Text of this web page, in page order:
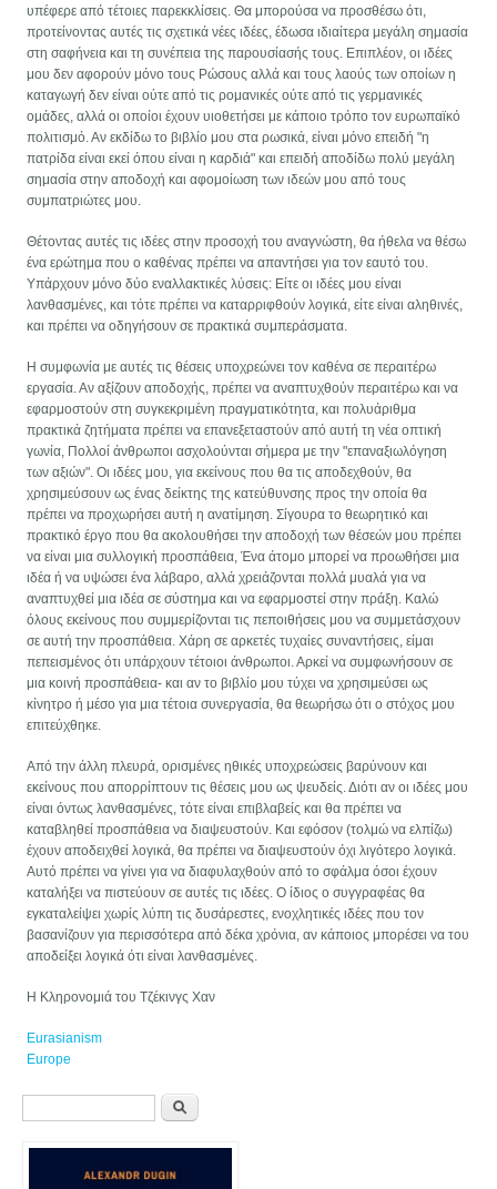
υπέφερε από τέτοιες παρεκκλίσεις. Θα μπορούσα να προσθέσω ότι,
προτείνοντας αυτές τις σχετικά νέες ιδέες, έδωσα ιδιαίτερα μεγάλη σημασία
στη σαφήνεια και τη συνέπεια της παρουσίασής τους. Επιπλέον, οι ιδέες
μου δεν αφορούν μόνο τους Ρώσους αλλά και τους λαούς των οποίων η
καταγωγή δεν είναι ούτε από τις ρομανικές ούτε από τις γερμανικές
ομάδες, αλλά οι οποίοι έχουν υιοθετήσει με κάποιο τρόπο τον ευρωπαϊκό
πολιτισμό. Αν εκδίδω το βιβλίο μου στα ρωσικά, είναι μόνο επειδή "η
πατρίδα είναι εκεί όπου είναι η καρδιά" και επειδή αποδίδω πολύ μεγάλη
σημασία στην αποδοχή και αφομοίωση των ιδεών μου από τους
συμπατριώτες μου.
Θέτοντας αυτές τις ιδέες στην προσοχή του αναγνώστη, θα ήθελα να θέσω
ένα ερώτημα που ο καθένας πρέπει να απαντήσει για τον εαυτό του.
Υπάρχουν μόνο δύο εναλλακτικές λύσεις: Είτε οι ιδέες μου είναι
λανθασμένες, και τότε πρέπει να καταρριφθούν λογικά, είτε είναι αληθινές,
και πρέπει να οδηγήσουν σε πρακτικά συμπεράσματα.
Η συμφωνία με αυτές τις θέσεις υποχρεώνει τον καθένα σε περαιτέρω
εργασία. Αν αξίζουν αποδοχής, πρέπει να αναπτυχθούν περαιτέρω και να
εφαρμοστούν στη συγκεκριμένη πραγματικότητα, και πολυάριθμα
πρακτικά ζητήματα πρέπει να επανεξεταστούν από αυτή τη νέα οπτική
γωνία, Πολλοί άνθρωποι ασχολούνται σήμερα με την "επαναξιωλόγηση
των αξιών". Οι ιδέες μου, για εκείνους που θα τις αποδεχθούν, θα
χρησιμεύσουν ως ένας δείκτης της κατεύθυνσης προς την οποία θα
πρέπει να προχωρήσει αυτή η ανατίμηση. Σίγουρα το θεωρητικό και
πρακτικό έργο που θα ακολουθήσει την αποδοχή των θέσεών μου πρέπει
να είναι μια συλλογική προσπάθεια, Ένα άτομο μπορεί να προωθήσει μια
ιδέα ή να υψώσει ένα λάβαρο, αλλά χρειάζονται πολλά μυαλά για να
αναπτυχθεί μια ιδέα σε σύστημα και να εφαρμοστεί στην πράξη. Καλώ
όλους εκείνους που συμμερίζονται τις πεποιθήσεις μου να συμμετάσχουν
σε αυτή την προσπάθεια. Χάρη σε αρκετές τυχαίες συναντήσεις, είμαι
πεπεισμένος ότι υπάρχουν τέτοιοι άνθρωποι. Αρκεί να συμφωνήσουν σε
μια κοινή προσπάθεια- και αν το βιβλίο μου τύχει να χρησιμεύσει ως
κίνητρο ή μέσο για μια τέτοια συνεργασία, θα θεωρήσω ότι ο στόχος μου
επιτεύχθηκε.
Από την άλλη πλευρά, ορισμένες ηθικές υποχρεώσεις βαρύνουν και
εκείνους που απορρίπτουν τις θέσεις μου ως ψευδείς. Διότι αν οι ιδέες μου
είναι όντως λανθασμένες, τότε είναι επιβλαβείς και θα πρέπει να
καταβληθεί προσπάθεια να διαψευστούν. Και εφόσον (τολμώ να ελπίζω)
έχουν αποδειχθεί λογικά, θα πρέπει να διαψευστούν όχι λιγότερο λογικά.
Αυτό πρέπει να γίνει για να διαφυλαχθούν από το σφάλμα όσοι έχουν
καταλήξει να πιστεύουν σε αυτές τις ιδέες. Ο ίδιος ο συγγραφέας θα
εγκαταλείψει χωρίς λύπη τις δυσάρεστες, ενοχλητικές ιδέες που τον
βασανίζουν για περισσότερα από δέκα χρόνια, αν κάποιος μπορέσει να του
αποδείξει λογικά ότι είναι λανθασμένες.
Η Κληρονομιά του Τζέκινγς Χαν
Eurasianism
Europe
Sök